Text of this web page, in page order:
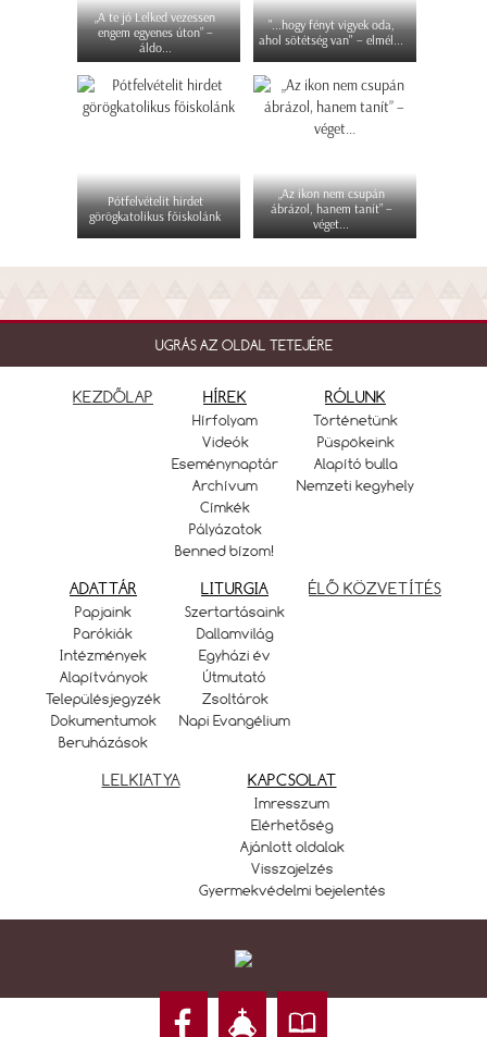
„A te jó Lelked vezessen
engem egyenes úton” –
áldo...
"...hogy fényt vigyek oda,
ahol sötétség van" – elmél...
Pótfelvételit hirdet
görögkatolikus főiskolánk
„Az ikon nem csupán
ábrázol, hanem tanít” –
véget...
UGRÁS AZ OLDAL TETEJÉRE
KEZDŐLAP HÍREK
Hírfolyam
Videók
Eseménynaptár
Archívum
Címkék
Pályázatok
Benned bízom!
RÓLUNK
Történetünk
Püspökeink
Alapító bulla
Nemzeti kegyhely
ADATTÁR
Papjaink
Parókiák
Intézmények
Alapítványok
Településjegyzék
Dokumentumok
Beruházások
LITURGIA
Szertartásaink
Dallamvilág
Egyházi év
Útmutató
Zsoltárok
Napi Evangélium
ÉLŐ KÖZVETÍTÉS
LELKIATYA KAPCSOLAT
Imresszum
Elérhetőség
Ajánlott oldalak
Visszajelzés
Gyermekvédelmi bejelentés